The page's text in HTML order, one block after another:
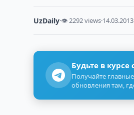
UzDaily·👁 2292 views·
Будьте в курсе
Получайте
обновления там,